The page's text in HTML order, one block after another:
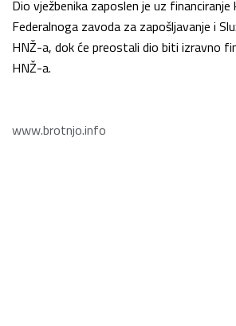
Dio vježbenika zaposlen je uz
Federalnoga zavoda za zapošljavanje i
HNŽ-a, dok će preostali dio biti izravno
HNŽ-a.
www.brotnjo.info